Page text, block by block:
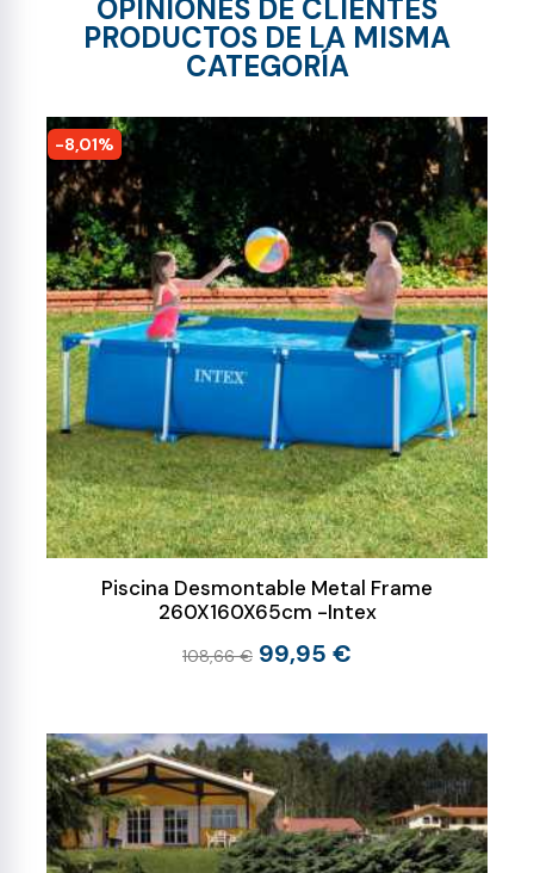
OPINIONES DE CLIENTES
PRODUCTOS DE LA MISMA
CATEGORÍA
-8,01%
Piscina Desmontable Metal Frame
260X160X65cm -Intex
108,66 € 99,95 €